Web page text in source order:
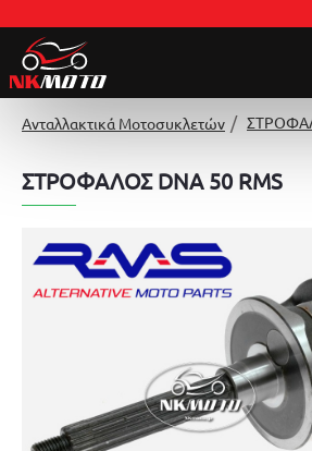
Ανταλλακτικά Μοτοσυκλετών
ΣΤΡΟΦΑΛΟΣ DNA 50 RMS